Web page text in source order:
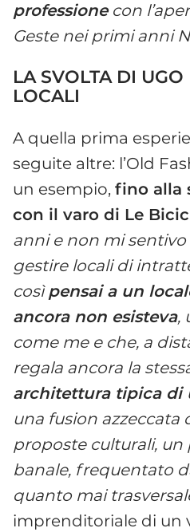
professionecon
Geste nei primi anni
LA SVOLTA DI
LOCALI
A quella prima
seguite altre: l’Old
un esempio, fino alla
con il varo di Le
anni e non mi
gestire locali di
cosìpensai a un
ancora non esisteva,
come me e che, a
regala ancora la
architettura tipica di
una fusion azzeccata
proposte culturali, un
banale, frequentato
quanto mai
imprenditoriale di un